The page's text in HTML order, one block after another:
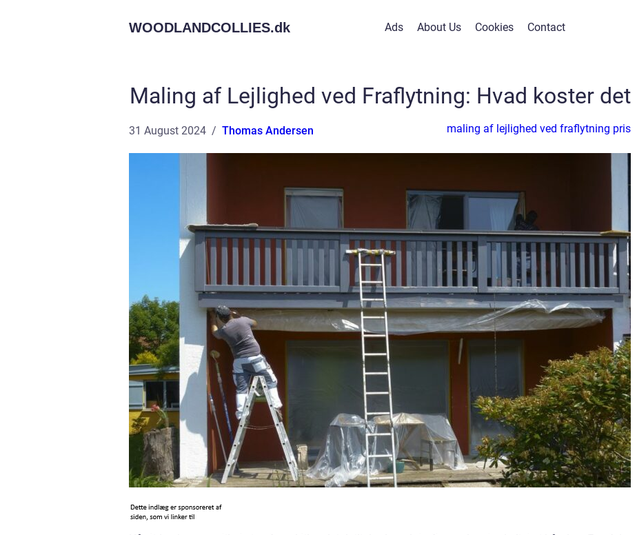
WOODLANDCOLLIES.dk Ads About Us Cookies Contact
Maling af Lejlighed ved Fraflytning: Hvad koster det
31 August 2024 Thomas Andersen maling af lejlighed ved fraflytning pris